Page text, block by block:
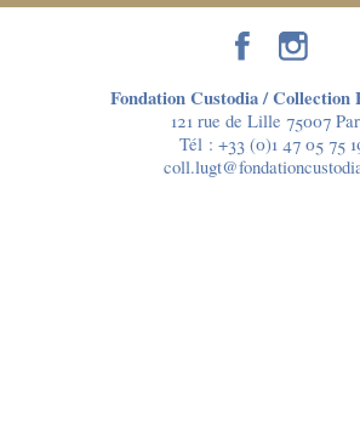
Fondation Custodia /
121 rue de Lille 75007
Tél : +33 (0)1 47 05 75